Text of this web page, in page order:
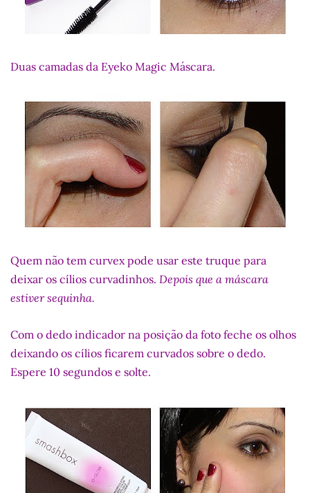
Duas camadas da Eyeko Magic Máscara.
Quem não tem curvex pode usar este truque para
deixar os cílios curvadinhos. Depois que a máscara
estiver sequinha.
Com o dedo indicador na posição da foto feche os olhos
deixando os cílios ficarem curvados sobre o dedo.
Espere 10 segundos e solte.